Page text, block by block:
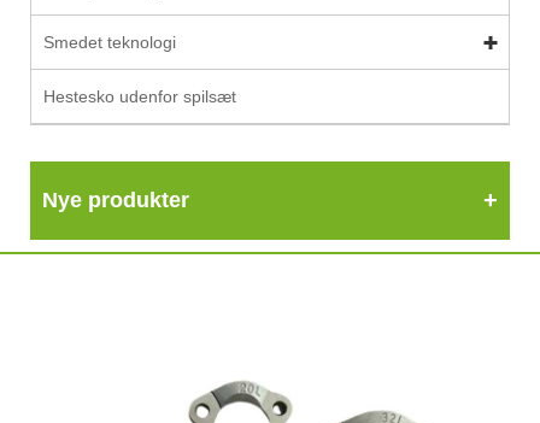
Smedet teknologi
Hestesko udenfor spilsæt
Nye produkter